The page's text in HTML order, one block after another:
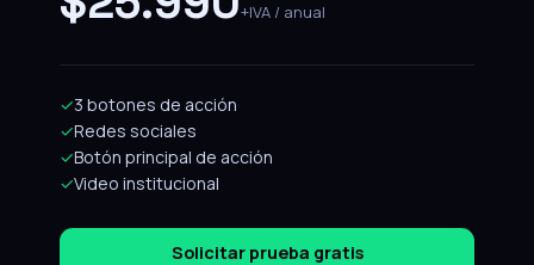
+IVA / anual
✓3 botones de acción
✓Redes sociales
✓Botón principal de acción
✓Video institucional
Solicitar prueba gratis